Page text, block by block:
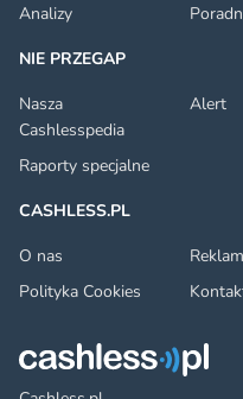
Analizy
NIE PRZEGAP
Nasza
Cashlesspedia
Alert
Raporty specjalne
CASHLESS.PL
O nas
Polityka Cookies